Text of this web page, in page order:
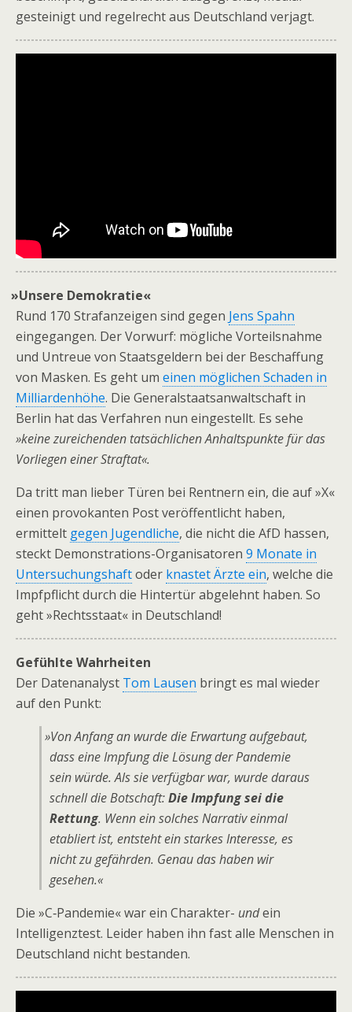
gesteinigt und regelrecht aus Deutschland verjagt.
»Unsere Demokratie«
Rund 170 Strafanzeigen sind gegen Jens Spahn
eingegangen. Der Vorwurf: mögliche Vorteilsnahme
und Untreue von Staatsgeldern bei der Beschaffung
von Masken. Es geht um einen möglichen Schaden in
Milliardenhöhe. Die Generalstaatsanwaltschaft in
Berlin hat das Verfahren nun eingestellt. Es sehe
»keine zureichenden tatsächlichen Anhaltspunkte für das
Vorliegen einer Straftat«.
Da tritt man lieber Türen bei Rentnern ein, die auf »X«
einen provokanten Post veröffentlicht haben,
ermittelt gegen Jugendliche, die nicht die AfD hassen,
steckt Demonstrations-Organisatoren 9 Monate in
Untersuchungshaftoder knastet Ärzte ein, welche die
Impfpflicht durch die Hintertür abgelehnt haben. So
geht »Rechtsstaat« in Deutschland!
Gefühlte Wahrheiten
Der Datenanalyst Tom Lausen bringt es mal wieder
auf den Punkt:
»Von Anfang an wurde die Erwartung aufgebaut,
dass eine Impfung die Lösung der Pandemie
sein würde. Als sie verfügbar war, wurde daraus
schnell die Botschaft:Die Impfung sei die
Rettung. Wenn ein solches Narrativ einmal
etabliert ist, entsteht ein starkes Interesse, es
nicht zu gefährden. Genau das haben wir
gesehen.«
Die »C‑Pandemie« war ein Charakter- undein
Intelligenztest. Leider haben ihn fast alle Menschen in
Deutschland nicht bestanden.